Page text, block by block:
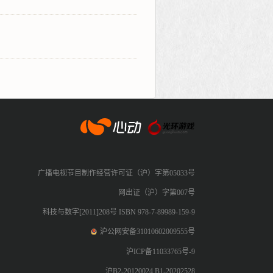
广播电视节目制作经营许可证（沪）字第05033号
网出证（沪）字第007号
科技与数字[2011]208号 ISBN 978-7-89989-159-9
沪公网安备31010602009555号
沪ICP备11033765号-9
沪B2-20120024 B1-20202528
心动网络